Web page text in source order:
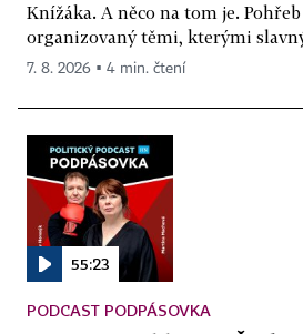
Knížáka. A něco na tom je.
organizovaný těmi, kterými
7. 8. 2026 ▪ 4 min. čtení
55:23
PODCAST PODPÁSOVKA